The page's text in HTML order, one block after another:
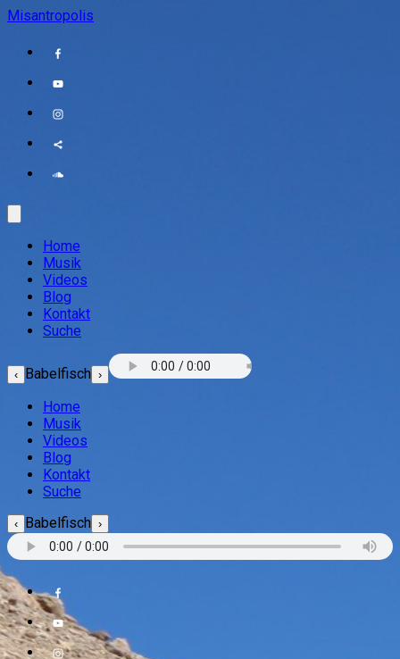
Misantropolis
Home
Musik
Videos
Blog
Kontakt
Suche
‹ Babelfisch ›
Home
Musik
Videos
Blog
Kontakt
Suche
‹ Babelfisch ›